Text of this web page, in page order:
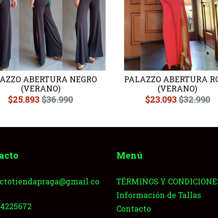
ABERTURA NEGRO
(VERANO)
$25.893$36.990
PALAZZO ABERTURA
(VERANO)
$23.093$32.990
Menú
TÉRMINOS Y
Información de Tallas
Contacto